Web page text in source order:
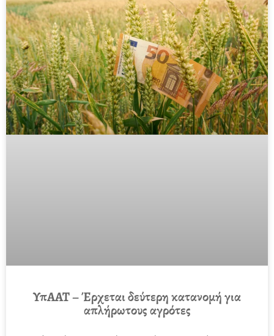
ΥπΑΑΤ – Έρχεται δεύτερη κατανομή για
απλήρωτους αγρότες